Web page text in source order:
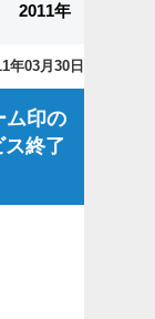
2011年
年03月30日
ム印の
終了